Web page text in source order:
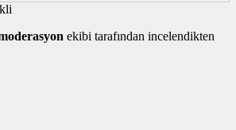
ekibi tarafından incelendikten